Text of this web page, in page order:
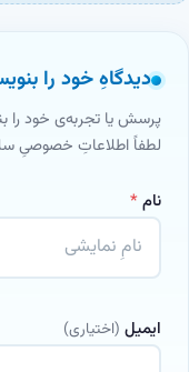
دیدگاهِ خود را
پرسش یا تجربه‌ی خود را
لطفاً اطلاعاتِ خصوصیِ
نام*
ایمیل (اختیاری)